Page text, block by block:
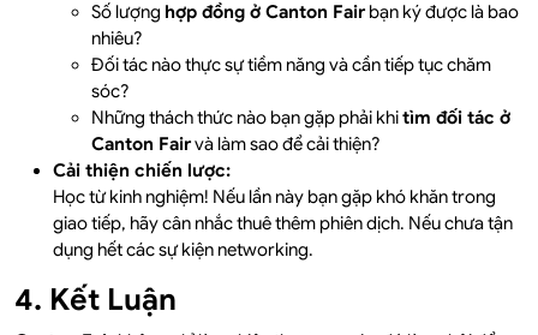
Số lượng hợp đồng ở Canton Fair bạn ký được là bao
nhiêu?
Đối tác nào thực sự tiềm năng và cần tiếp tục chăm
sóc?
Những thách thức nào bạn gặp phải khitìm đối tác ở
Canton Fairvà làm sao để cải thiện?
Cải thiện chiến lược:
Học từ kinh nghiệm! Nếu lần này bạn gặp khó khăn trong
giao tiếp, hãy cân nhắc thuê thêm phiên dịch. Nếu chưa tận
dụng hết các sự kiện networking.
4. Kết Luận